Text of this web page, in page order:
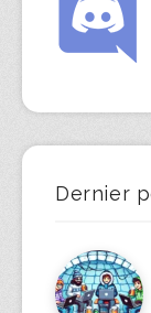
Dernier